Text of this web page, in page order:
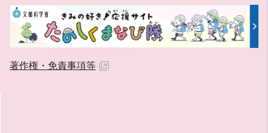
著作権・免責事項等